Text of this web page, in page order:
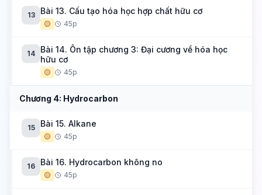
13 Bài 13. Cấu tạo hóa học hợp chất hữu cơ
🟡 45p
14
Bài 14. Ôn tập chương 3: Đại cương về hóa học
hữu cơ
🟡 45p
Chương 4: Hydrocarbon
15 Bài 15. Alkane
🟡 45p
16 Bài 16. Hydrocarbon không no
🟡 45p